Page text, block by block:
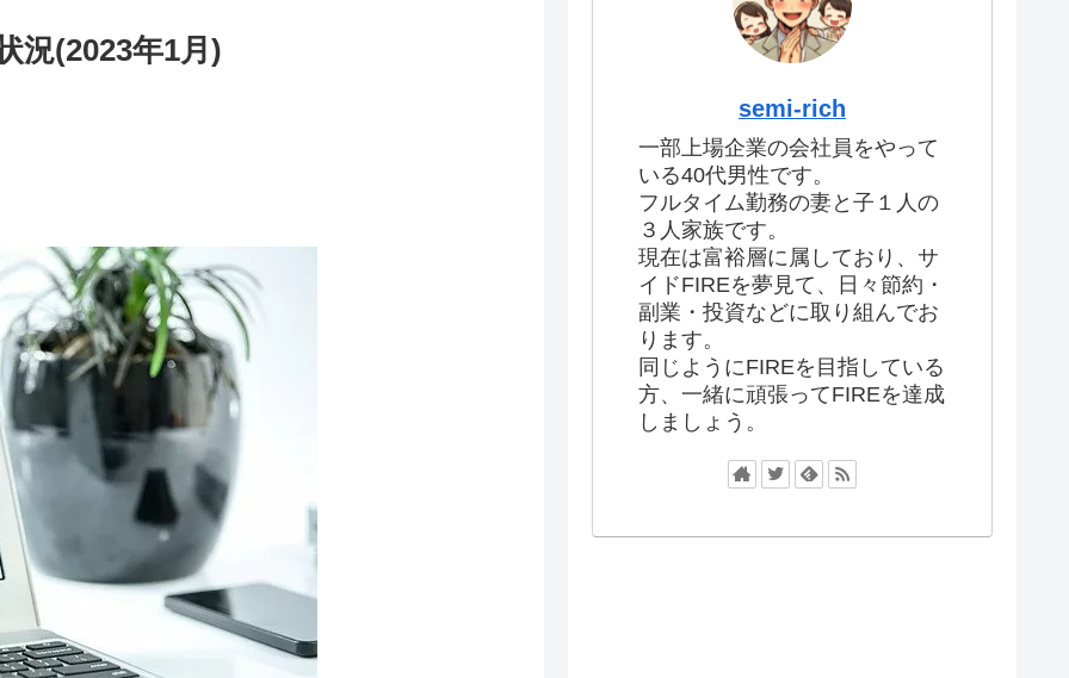
況(2023年1月)
semi-rich
一部上場企業の会社員をやって
いる40代男性です。
フルタイム勤務の妻と子１人の
３人家族です。
現在は富裕層に属しており、サ
イドFIREを夢見て、日々節約・
副業・投資などに取り組んでお
ります。
同じようにFIREを目指している
方、一緒に頑張ってFIREを達成
しましょう。